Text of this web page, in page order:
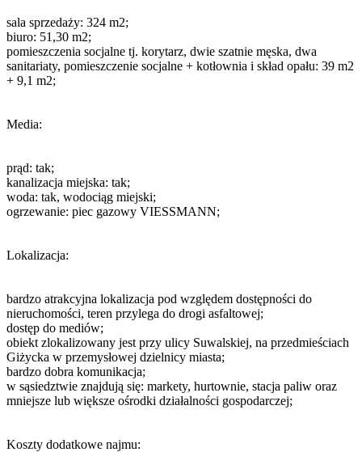
sala sprzedaży: 324 m2;
biuro: 51,30 m2;
pomieszczenia socjalne tj. korytarz, dwie szatnie męska, dwa
sanitariaty, pomieszczenie socjalne + kotłownia i skład opału: 39 m2
+ 9,1 m2;
Media:
prąd: tak;
kanalizacja miejska: tak;
woda: tak, wodociąg miejski;
ogrzewanie: piec gazowy VIESSMANN;
Lokalizacja:
bardzo atrakcyjna lokalizacja pod względem dostępności do
nieruchomości, teren przylega do drogi asfaltowej;
dostęp do mediów;
obiekt zlokalizowany jest przy ulicy Suwalskiej, na przedmieściach
Giżycka w przemysłowej dzielnicy miasta;
bardzo dobra komunikacja;
w sąsiedztwie znajdują się: markety, hurtownie, stacja paliw oraz
mniejsze lub większe ośrodki działalności gospodarczej;
Koszty dodatkowe najmu: